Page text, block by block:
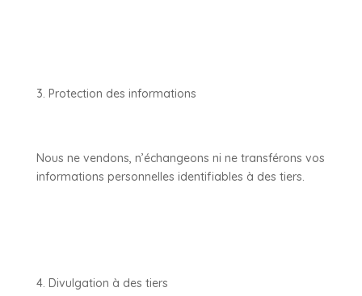
Protection des informations
Nous ne vendons, n’échangeons ni ne transférons vos
informations personnelles identifiables à des tiers.
Divulgation à des tiers